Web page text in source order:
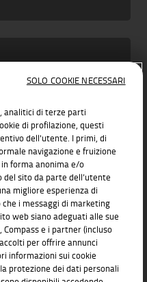
con
analitici di terze parti
di profilazione, questi
dell'utente. I primi, di
navigazione e fruizione
forma anonima e/o
sito da parte dell’utente
migliore esperienza di
i messaggi di marketing
web siano adeguati alle sue
e i partner (incluso
per offrire annunci
informazioni sui cookie
protezione dei dati personali
SOLO COOKIE NECESSARI